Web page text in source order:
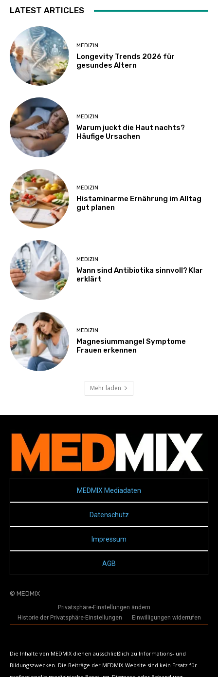
LATEST ARTICLES
MEDIZIN
Longevity Trends 2026 für
gesundes Altern
MEDIZIN
Warum juckt die Haut nachts?
Häufige Ursachen
MEDIZIN
Histaminarme Ernährung im Alltag
gut planen
MEDIZIN
Wann sind Antibiotika sinnvoll? Klar
erklärt
MEDIZIN
Magnesiummangel Symptome
Frauen erkennen
Mehr laden
MEDMIX Mediadaten
Datenschutz
Impressum
AGB
© MEDMIX
Privatsphäre-Einstellungen ändern
Historie der Privatsphäre-Einstellungen
Einwilligungen widerrufen
Die Inhalte von MEDMIX dienen ausschließlich zu Informations- und
Bildungszwecken. Die Beiträge der MEDMIX-Website sind kein Ersatz für